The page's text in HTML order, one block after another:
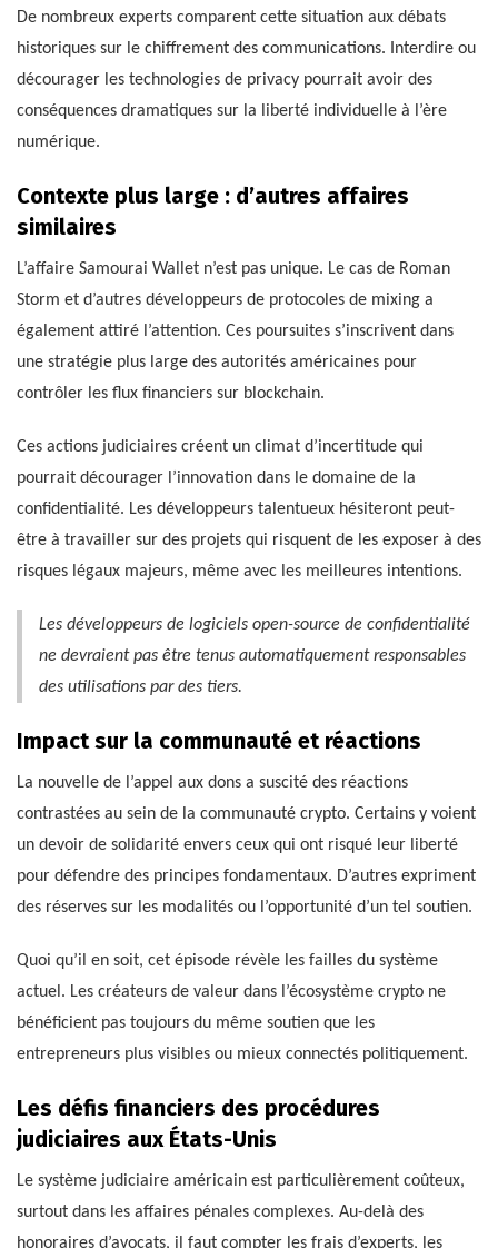
De nombreux experts comparent cette situation aux débats
historiques sur le chiffrement des communications. Interdire ou
décourager les technologies de privacy pourrait avoir des
conséquences dramatiques sur la liberté individuelle à l’ère
numérique.
Contexte plus large : d’autres affaires
similaires
L’affaire Samourai Wallet n’est pas unique. Le cas de Roman
Storm et d’autres développeurs de protocoles de mixing a
également attiré l’attention. Ces poursuites s’inscrivent dans
une stratégie plus large des autorités américaines pour
contrôler les flux financiers sur blockchain.
Ces actions judiciaires créent un climat d’incertitude qui
pourrait décourager l’innovation dans le domaine de la
confidentialité. Les développeurs talentueux hésiteront peut-
être à travailler sur des projets qui risquent de les exposer à des
risques légaux majeurs, même avec les meilleures intentions.
Les développeurs de logiciels open-source de confidentialité
ne devraient pas être tenus automatiquement responsables
des utilisations par des tiers.
Impact sur la communauté et réactions
La nouvelle de l’appel aux dons a suscité des réactions
contrastées au sein de la communauté crypto. Certains y voient
un devoir de solidarité envers ceux qui ont risqué leur liberté
pour défendre des principes fondamentaux. D’autres expriment
des réserves sur les modalités ou l’opportunité d’un tel soutien.
Quoi qu’il en soit, cet épisode révèle les failles du système
actuel. Les créateurs de valeur dans l’écosystème crypto ne
bénéficient pas toujours du même soutien que les
entrepreneurs plus visibles ou mieux connectés politiquement.
Les défis financiers des procédures
judiciaires aux États-Unis
Le système judiciaire américain est particulièrement coûteux,
surtout dans les affaires pénales complexes. Au-delà des
honoraires d’avocats, il faut compter les frais d’experts, les